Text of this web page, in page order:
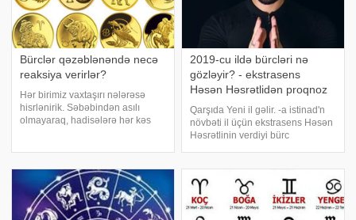
Bürclər qəzəblənəndə necə
reaksiya verirlər?
Hər birimiz vaxtaşırı nələrəsə
hisrlənirik. Səbəbindən asılı
olmayaraq, hadisələrə hər kəs
durmaq lazım olduğu barədə
məlumat əldə edəcəksiniz
2019-cu ildə bürcləri nə
gözləyir? - ekstrasens
Həsən Həsrətlidən proqnoz
Qarşıda Yeni il gəlir. -a istinad'n
növbəti il üçün ekstrasens Həsən
Həsrətlinin verdiyi bürc
dəyişməsi iş həyatında və
ailənizdə olacaq